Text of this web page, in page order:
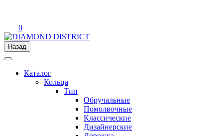
0
Назад
Каталог
Кольца
Тип
Обручальные
Помолвочные
Классические
Дизайнерские